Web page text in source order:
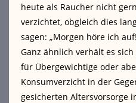
heute als Raucher nicht
verzichtet, obgleich dies
sagen: „Morgen höre ich
Ganz ähnlich verhält es
für Übergewichtige oder
Konsumverzicht in der
gesicherten Altersvorsorge